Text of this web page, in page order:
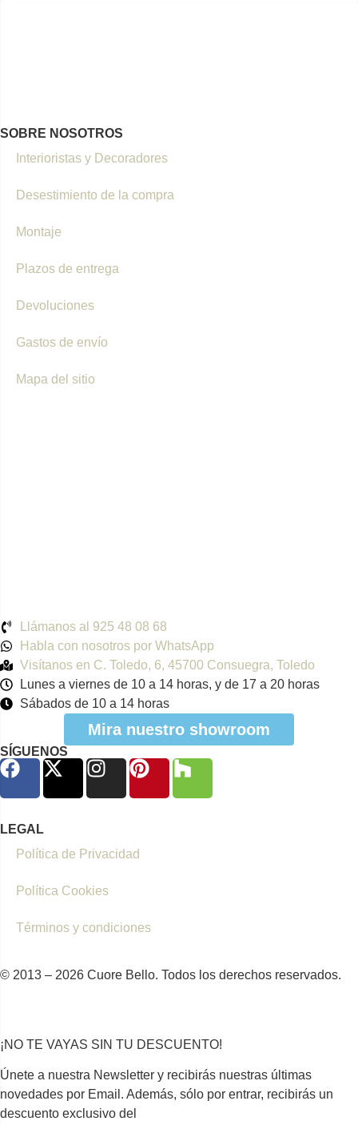
SOBRE NOSOTROS
Interioristas y Decoradores
Desestimiento de la compra
Montaje
Plazos de entrega
Devoluciones
Gastos de envío
Mapa del sitio
Llámanos al 925 48 08 68
Habla con nosotros por WhatsApp
Visítanos en C. Toledo, 6, 45700 Consuegra, Toledo
Lunes a viernes de 10 a 14 horas, y de 17 a 20 horas
Sábados de 10 a 14 horas
Mira nuestro showroom
SÍGUENOS
LEGAL
Política de Privacidad
Política Cookies
Términos y condiciones
© 2013 – 2026 Cuore Bello. Todos los derechos reservados.
¡NO TE VAYAS SIN TU DESCUENTO!
Únete a nuestra Newsletter y recibirás nuestras últimas
novedades por Email. Además, sólo por entrar, recibirás un
descuento exclusivo del